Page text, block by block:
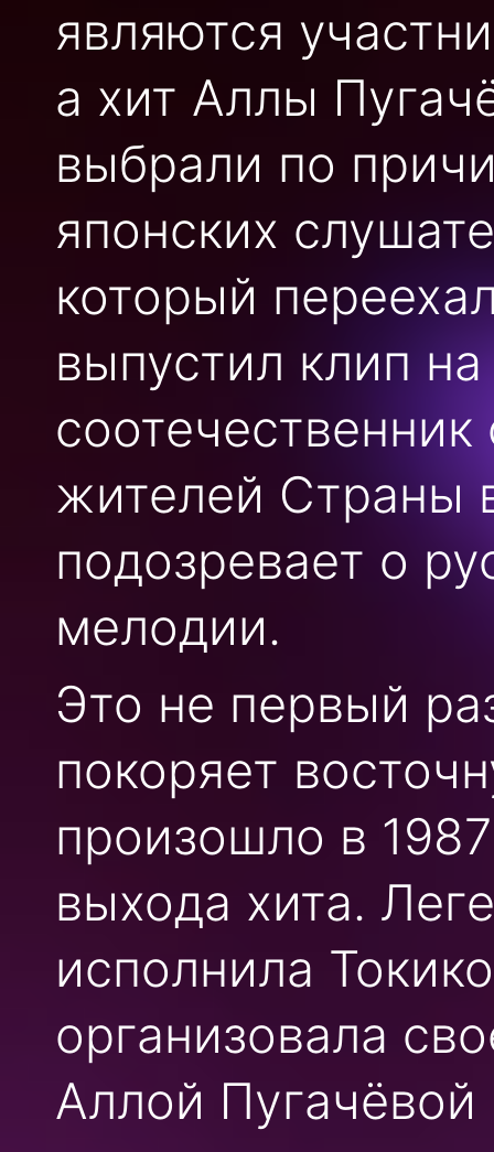
являются
а хит Аллы
выбрали по
японских
который
выпустил клип
жителей Страны
подозревает о
мелодии.
Это не первый
покоряет
произошло в
выхода хита.
исполнила
организовала
Аллой Пугачёвой